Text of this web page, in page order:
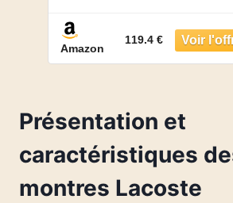
douche ou lors de la nage, mais
sous-marine
Amazon
119.4 €
Présentation et
caractéristiques
montres Lacoste